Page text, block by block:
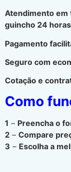
Atendimento em
guincho 24
Pagamento
Seguro com
Cotação e
Como
1 – Preencha o
2 – Compare
3 – Escolha a